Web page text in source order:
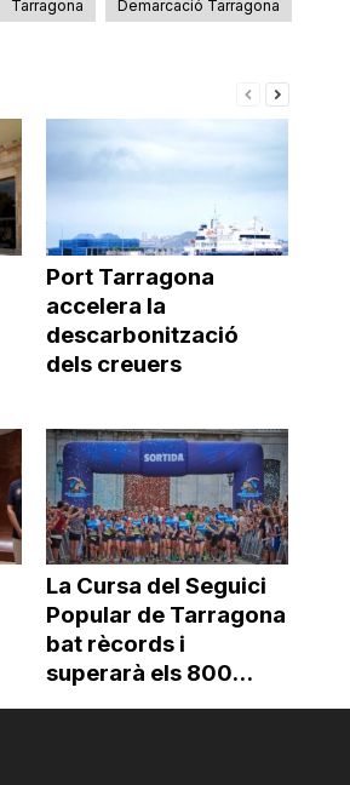
Tarragona Demarcació Tarragona
Port Tarragona
accelera la
descarbonització
dels creuers
La Cursa del Seguici
Popular de Tarragona
bat rècords i
superarà els 800...